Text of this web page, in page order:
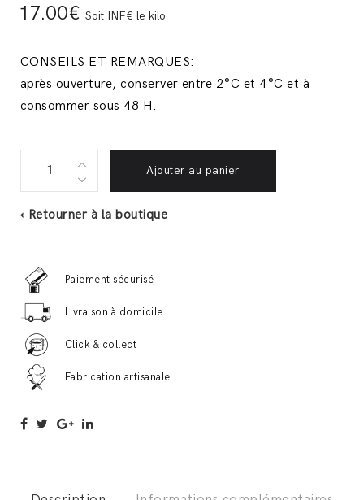
17.00€ Soit INF€ le kilo
CONSEILS ET REMARQUES:
après ouverture, conserver entre 2°C et 4°C et à
consommer sous 48 H.
Ajouter au panier
‹ Retourner à la boutique
Paiement sécurisé
Livraison à domicile
Click & collect
Fabrication artisanale